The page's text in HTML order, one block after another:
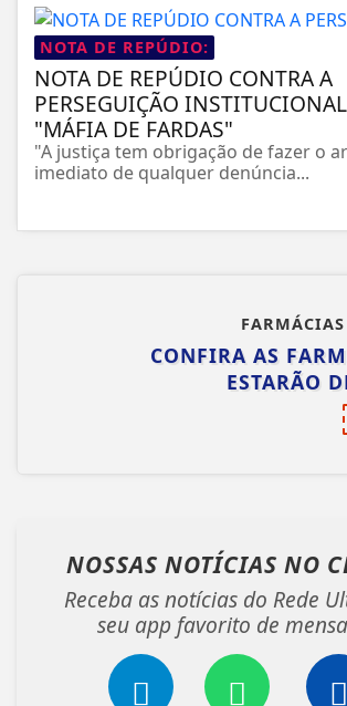
NOTA DE REPÚDIO:
NOTA DE REPÚDIO CONTRA A
PERSEGUIÇÃO
"MÁFIA DE FARDAS"
"A justiça tem obrigação de fazer o
imediato de qualquer denúncia...
CONFIRA AS
ESTARÃO
NOSSAS NOTÍCIAS NO
Receba as notícias do Rede
seu app favorito de